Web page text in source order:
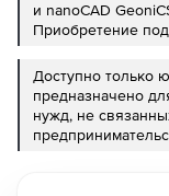
и nanoCAD
Приобретение
Доступно только
предназначено
нужд, не